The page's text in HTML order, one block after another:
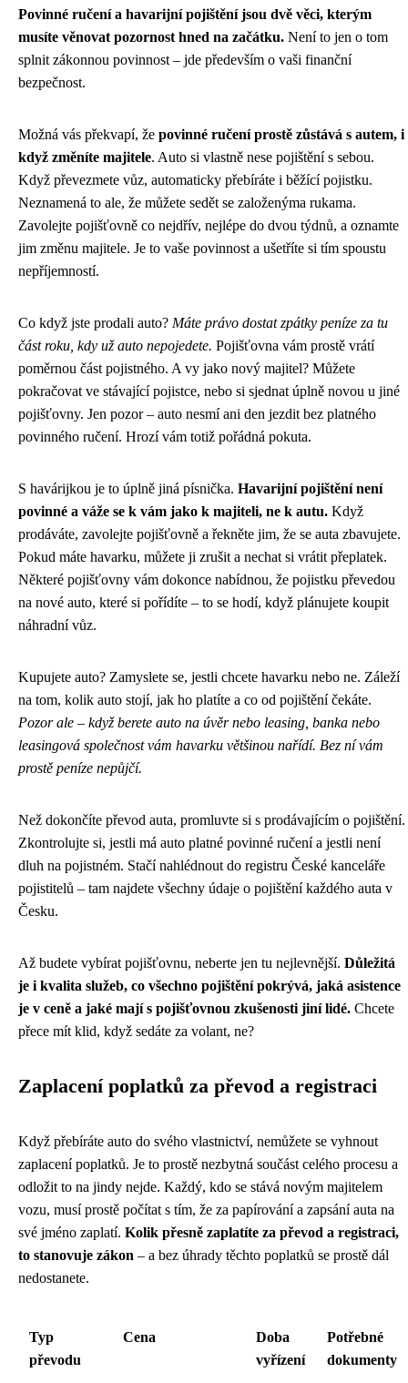
Povinné ručení a havarijní pojištění jsou dvě věci, kterým
musíte věnovat pozornost hned na začátku. Není to jen o tom
splnit zákonnou povinnost – jde především o vaši finanční
bezpečnost.
Možná vás překvapí, že povinné ručení prostě zůstává s autem, i
když změníte majitele. Auto si vlastně nese pojištění s sebou.
Když převezmete vůz, automaticky přebíráte i běžící pojistku.
Neznamená to ale, že můžete sedět se založenýma rukama.
Zavolejte pojišťovně co nejdřív, nejlépe do dvou týdnů, a oznamte
jim změnu majitele. Je to vaše povinnost a ušetříte si tím spoustu
nepříjemností.
Co když jste prodali auto? Máte právo dostat zpátky peníze za tu
část roku, kdy už auto nepojedete. Pojišťovna vám prostě vrátí
poměrnou část pojistného. A vy jako nový majitel? Můžete
pokračovat ve stávající pojistce, nebo si sjednat úplně novou u jiné
pojišťovny. Jen pozor – auto nesmí ani den jezdit bez platného
povinného ručení. Hrozí vám totiž pořádná pokuta.
S havárijkou je to úplně jiná písnička. Havarijní pojištění není
povinné a váže se k vám jako k majiteli, ne k autu. Když
prodáváte, zavolejte pojišťovně a řekněte jim, že se auta zbavujete.
Pokud máte havarku, můžete ji zrušit a nechat si vrátit přeplatek.
Některé pojišťovny vám dokonce nabídnou, že pojistku převedou
na nové auto, které si pořídíte – to se hodí, když plánujete koupit
náhradní vůz.
Kupujete auto? Zamyslete se, jestli chcete havarku nebo ne. Záleží
na tom, kolik auto stojí, jak ho platíte a co od pojištění čekáte.
Pozor ale – když berete auto na úvěr nebo leasing, banka nebo
leasingová společnost vám havarku většinou nařídí. Bez ní vám
prostě peníze nepůjčí.
Než dokončíte převod auta, promluvte si s prodávajícím o pojištění.
Zkontrolujte si, jestli má auto platné povinné ručení a jestli není
dluh na pojistném. Stačí nahlédnout do registru České kanceláře
pojistitelů – tam najdete všechny údaje o pojištění každého auta v
Česku.
Až budete vybírat pojišťovnu, neberte jen tu nejlevnější. Důležitá
je i kvalita služeb, co všechno pojištění pokrývá, jaká asistence
je v ceně a jaké mají s pojišťovnou zkušenosti jiní lidé. Chcete
přece mít klid, když sedáte za volant, ne?
Zaplacení poplatků za převod a registraci
Když přebíráte auto do svého vlastnictví, nemůžete se vyhnout
zaplacení poplatků. Je to prostě nezbytná součást celého procesu a
odložit to na jindy nejde. Každý, kdo se stává novým majitelem
vozu, musí prostě počítat s tím, že za papírování a zapsání auta na
své jméno zaplatí. Kolik přesně zaplatíte za převod a registraci,
to stanovuje zákon – a bez úhrady těchto poplatků se prostě dál
nedostanete.
Typ
převodu
Cena
Doba
vyřízení
Potřebné
dokumenty